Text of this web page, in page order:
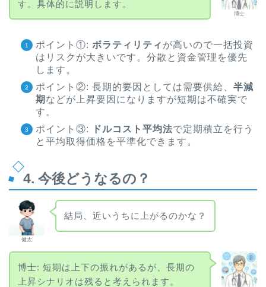
博士
す。具体的に説明します。
ポイント①: ボラティリティ が高いので一括投資
はリスクが大きいです。分散と資金管理を優先
します。
ポイント②: 長期的要因としては需要供給、 半減
期 などが上昇要因になりますが短期は不確実で
す。
ポイント③:
ドルコスト平均法で定期積立を行う
と平均取得価格を平準化できます。
4. 今後どうなるの？
健太
結局、近いうちに上がるのかな？
博士: 短期は上下の振れがあるが、長期の
上昇シナリオは残ると考えられます。